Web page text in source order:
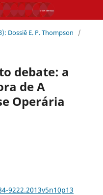
Dossiê E. P. Thompson
/
debate: a
de A
Operária
9222.2013v5n10p13